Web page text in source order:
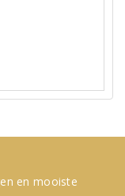
en mooiste